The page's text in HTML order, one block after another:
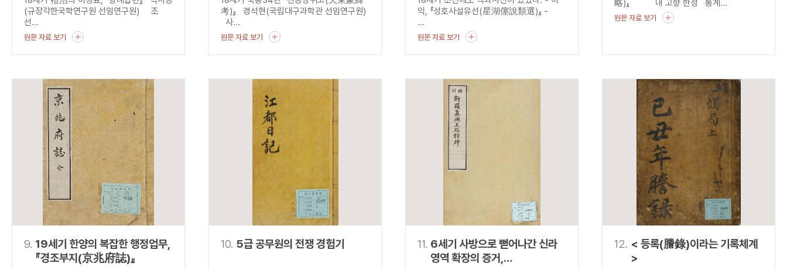
(규장각한국학연구원 선임연구원) 조
선...
원문 자료 보기
考)』 경석현(국립대구과학관 선임연구원)
사...
원문 자료 보기
익, 『성호사설유선(星湖僿說類選)』 -
...
원문 자료 보기
略)』 내 고향 한성 통계...
원문 자료 보기
9. 19세기 한양의 복잡한 행정업무,
『경조부지(京兆府誌)』
10. 5급 공무원의 전쟁 경험기 11. 6세기 사방으로 뻗어나간 신라
영역 확장의 증거,
12. < 등록(謄錄)이라는 기록체계
>